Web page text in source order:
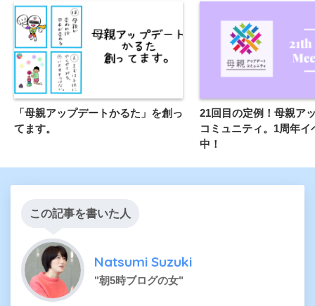
「母親アップデートかるた」を創っ
てます。
21回目の定例！母親ア
コミュニティ。1周年イ
中！
この記事を書いた人
Natsumi Suzuki
"朝5時ブログの女"